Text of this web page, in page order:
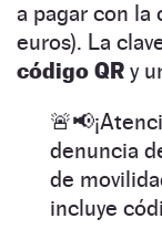
a pagar con la
euros). La
código QR y
denuncia
de
incluye